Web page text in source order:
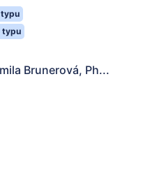
typu
typu
Brunerová, Ph...